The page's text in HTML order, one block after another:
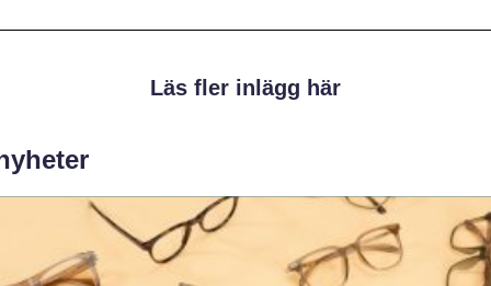
Läs fler inlägg här